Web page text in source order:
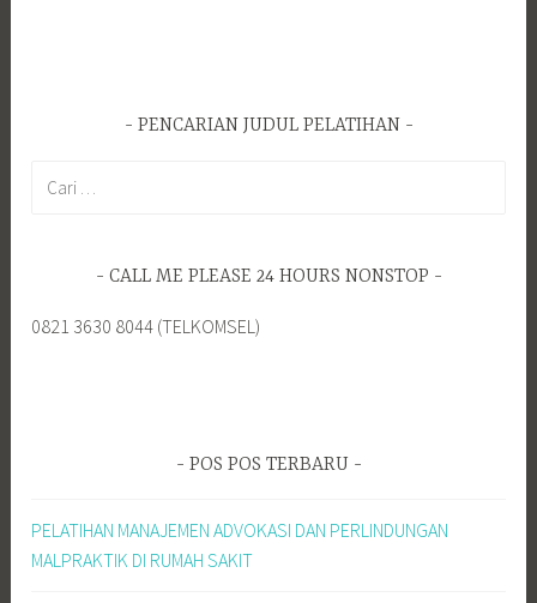
PENCARIAN JUDUL PELATIHAN
n
CALL ME PLEASE 24 HOURS NONSTOP
0821 3630 8044 (TELKOMSEL)
POS POS TERBARU
PELATIHAN MANAJEMEN ADVOKASI DAN PERLINDUNGAN
MALPRAKTIK DI RUMAH SAKIT